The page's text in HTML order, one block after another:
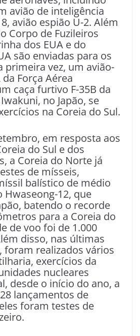
avião de inteligência
avião espião U-2. Além
Corpo de Fuzileiros
dos EUA e do
são enviadas para os
primeira vez, um avião-
Força Aérea
caça furtivo F-35B da
no Japão, se
na Coreia do Sul.
em resposta aos
do Sul e dos
a Coreia do Norte já
de mísseis,
balístico de médio
Hwaseong-12, que
batendo o recorde
para a Coreia do
de voo foi de 1.000
disso, nas últimas
foram realizados vários
exercícios da
nucleares
desde o início do ano, a
lançamentos de
foram testes de